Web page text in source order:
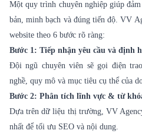
Một quy trình chuyên nghiệp giúp
bản, minh bạch và đúng tiến độ. VV
website theo 6 bước rõ ràng:
Bước 1: Tiếp nhận yêu cầu và định
Đội ngũ chuyên viên sẽ gọi điện
nghề, quy mô và mục tiêu cụ thể của
Bước 2: Phân tích lĩnh vực & từ
Dựa trên dữ liệu thị trường, VV
nhất để tối ưu SEO và nội dung.